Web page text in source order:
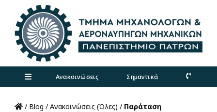
content
Toggle
Τμήμα
Ανακοινώσεις Σημαντικά
/ Blog / Ανακοινώσεις (Όλες) / Παράταση